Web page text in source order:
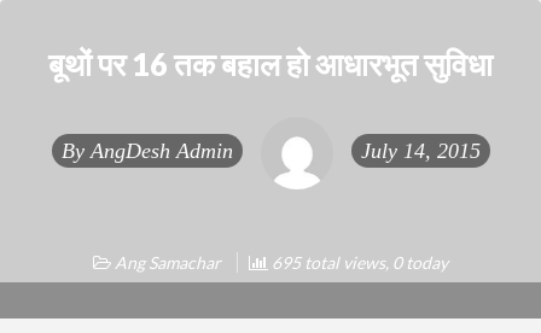
बूथों पर 16 तक बहाल हो आधारभूत सुविधा
By AngDesh Admin July 14, 2015
Ang Samachar 695 total views, 0 today